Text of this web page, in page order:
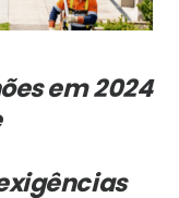
em 2024